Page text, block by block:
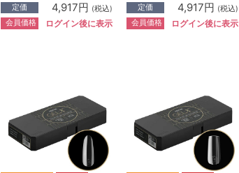
定価 4,917円 (税込)
会員価格 ログイン後に表示
定価 4,917円 (税込)
会員価格 ログイン後に表示